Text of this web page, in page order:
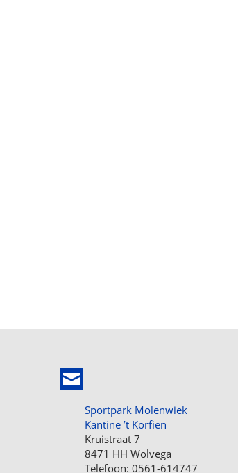
Sportpark Molenwiek
Kantine ’t Korfien
Kruistraat 7
8471 HH Wolvega
Telefoon: 0561-614747